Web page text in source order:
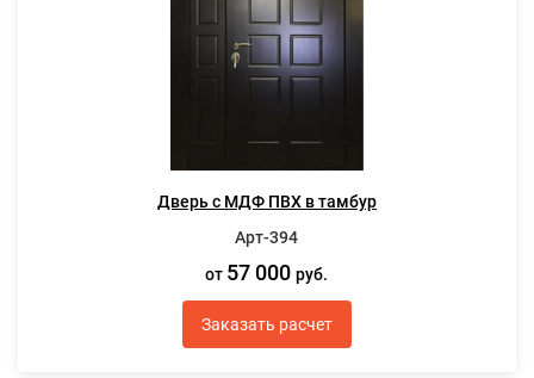
Дверь с МДФ ПВХ в тамбур
Арт-394
от 57 000руб.
Заказать расчет